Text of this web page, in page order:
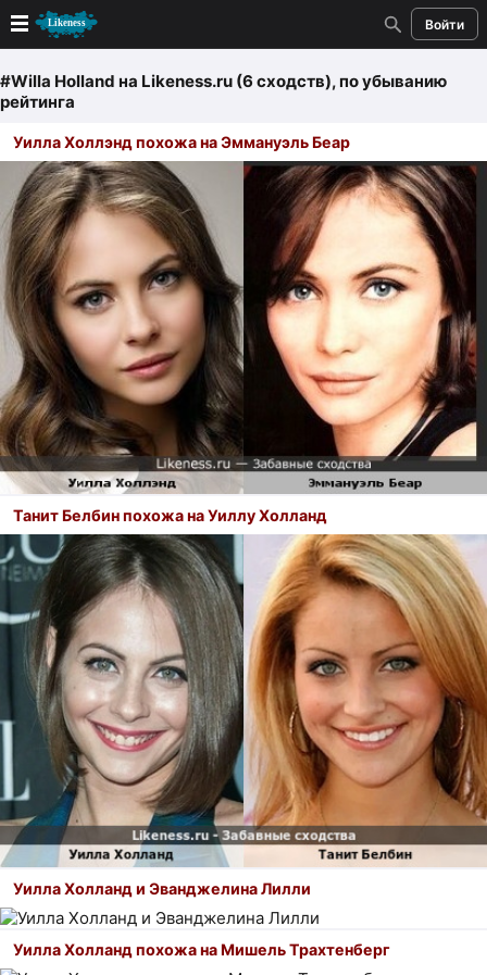
Войти
Новые
Лучшие
Голосование
Кандидаты
Случайное сходство 👍
Создать сходство
Для публикации необходима авторизация
Поиск
#Willa Holland на Likeness.ru (6 сходств), по убыванию
рейтинга
Уилла Холлэнд похожа на Эммануэль Беар
Танит Белбин похожа на Уиллу Холланд
Уилла Холланд и Эванджелина Лилли
Уилла Холланд похожа на Мишель Трахтенберг